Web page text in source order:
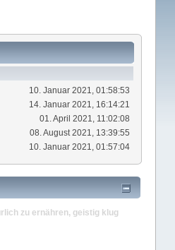
10. Januar 2021, 01:58:53
14. Januar 2021, 16:14:21
01. April 2021, 11:02:08
08. August 2021, 13:39:55
10. Januar 2021, 01:57:04
zu ernähren, geistig klug